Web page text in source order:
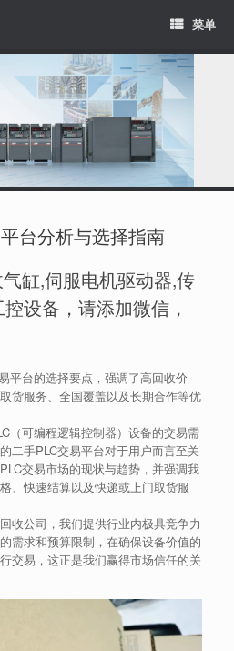
菜单
台分析与选择指南
缸,伺服电机驱动器,传
设备，请添加微信，
平台的选择要点，强调了高回收价
货服务、全国覆盖以及长期合作等优
（可编程逻辑控制器）设备的交易需
二手PLC交易平台对于用户而言至关
交易市场的现状与趋势，并强调我
快速结算以及快递或上门取货服
收公司，我们提供行业内极具竞争力
需求和预算限制，在确保设备价值的
交易，这正是我们赢得市场信任的关